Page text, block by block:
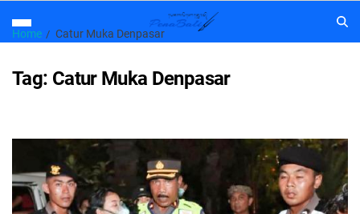
Home Catur Muka Denpasar
Tag: Catur Muka Denpasar